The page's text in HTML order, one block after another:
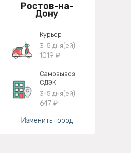
Ростов-на-
Дону
Курьер
3-5 дня(ей)
1019 ₽
Самовывоз
СДЭК
3-5 дня(ей)
647 ₽
Изменить город